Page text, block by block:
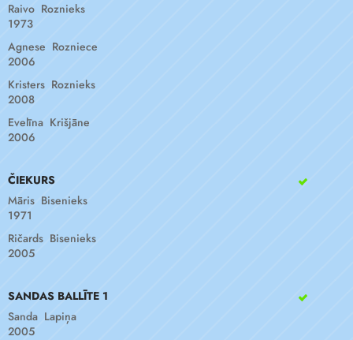
Raivo Roznieks
1973
Agnese Rozniece
2006
Kristers Roznieks
2008
Evelīna Krišjāne
2006
ČIEKURS
Māris Bisenieks
1971
Ričards Bisenieks
2005
SANDAS BALLĪTE 1
Sanda Lapiņa
2005